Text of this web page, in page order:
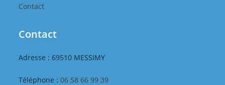
Contact
Contact
Adresse : 69510 MESSIMY
Téléphone :06 58 66 99 39